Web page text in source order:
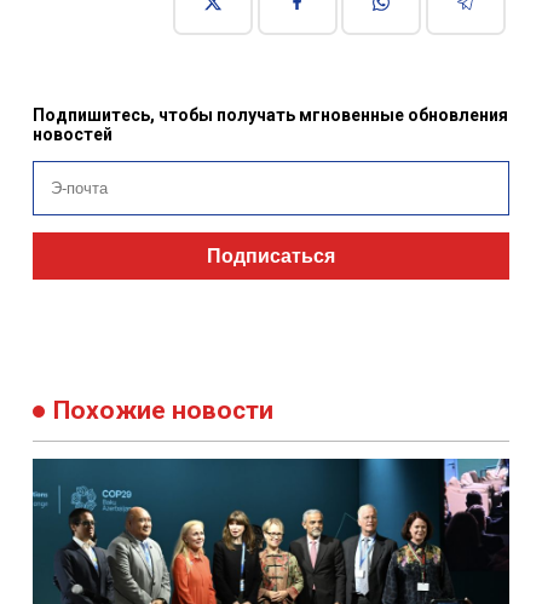
Подпишитесь, чтобы получать мгновенные обновления
новостей
Подписаться
Похожие новости